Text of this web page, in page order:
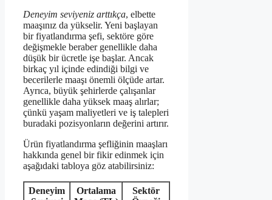
Deneyim seviyeniz arttıkça, elbette
maaşınız da yükselir. Yeni başlayan
bir fiyatlandırma şefi, sektöre göre
değişmekle beraber genellikle daha
düşük bir ücretle işe başlar. Ancak
birkaç yıl içinde edindiği bilgi ve
becerilerle maaşı önemli ölçüde artar.
Ayrıca, büyük şehirlerde çalışanlar
genellikle daha yüksek maaş alırlar;
çünkü yaşam maliyetleri ve iş talepleri
buradaki pozisyonların değerini artırır.
Ürün fiyatlandırma şefliğinin maaşları
hakkında genel bir fikir edinmek için
aşağıdaki tabloya göz atabilirsiniz:
Deneyim
Ortalama
Sektör